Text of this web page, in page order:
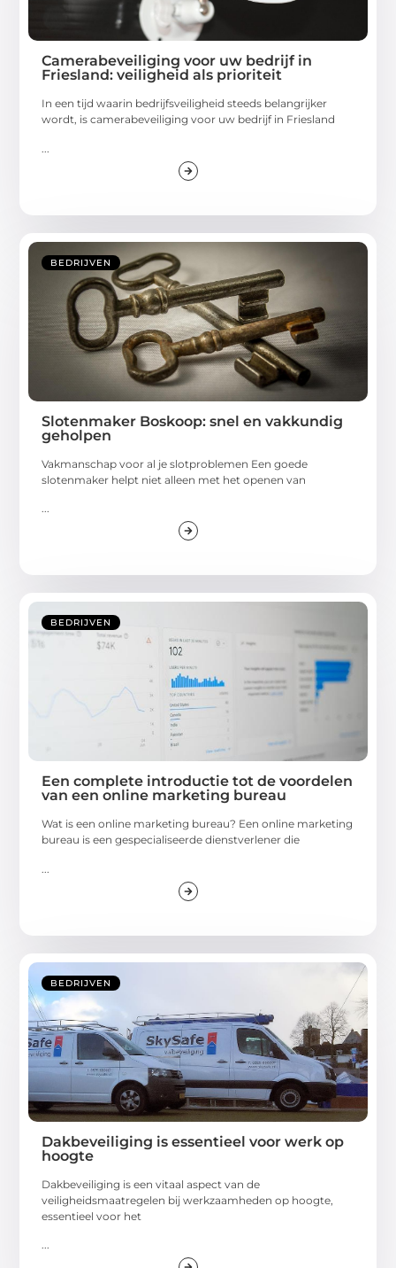
Camerabeveiliging voor uw bedrijf in
Friesland: veiligheid als prioriteit
In een tijd waarin bedrijfsveiligheid steeds belangrijker
wordt, is camerabeveiliging voor uw bedrijf in Friesland
BEDRIJVEN
Slotenmaker Boskoop: snel en vakkundig
geholpen
Vakmanschap voor al je slotproblemen Een goede
slotenmaker helpt niet alleen met het openen van
...
BEDRIJVEN
Een complete introductie tot de voordelen
van een online marketing bureau
Wat is een online marketing bureau? Een online marketing
bureau is een gespecialiseerde dienstverlener die
BEDRIJVEN
Dakbeveiliging is essentieel voor werk op
hoogte
Dakbeveiliging is een vitaal aspect van de
veiligheidsmaatregelen bij werkzaamheden op hoogte,
essentieel voor het
...